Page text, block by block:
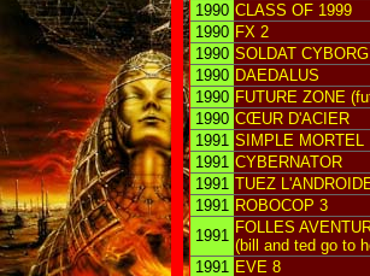
1990 CLASS OF 1999
1990 FX 2
1990 SOLDAT CYBORG
1990 DAEDALUS
1990 FUTURE ZONE
1990 CŒUR D'ACIER
1991 SIMPLE MORTEL
1991 CYBERNATOR
1991 TUEZ
1991 ROBOCOP 3
1991 FOLLES
(bill and ted go to
1991 EVE 8